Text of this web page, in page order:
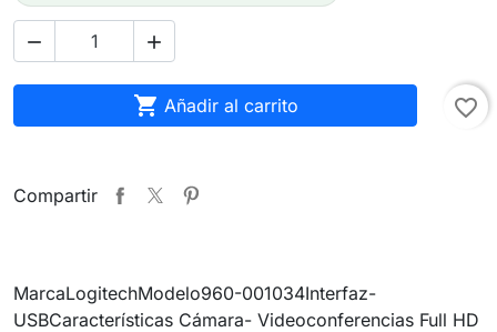
 
 Añadir al carrito favorite_border
Compartir
MarcaLogitechModelo960-001034Interfaz-
USBCaracterísticas Cámara- Videoconferencias Full HD